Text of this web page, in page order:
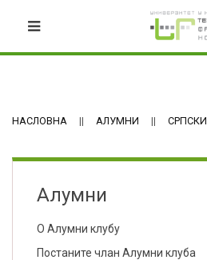
НАСЛОВНА АЛУМНИ СРПСКИ
Алумни
О Алумни клубу
Постаните члан Алумни клуба